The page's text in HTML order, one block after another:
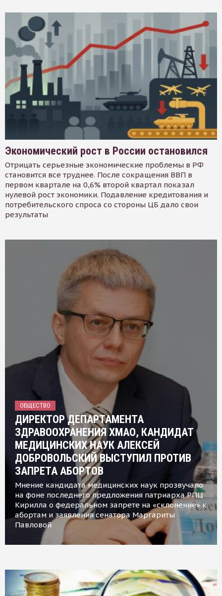
Экономический рост в России остановился
Отрицать серьезные экономические проблемы в РФ
становится все труднее. После сокращения ВВП в
первом квартале на 0,6% второй квартал показал
нулевой рост экономики. Подавление кредитования и
потребительского спроса со стороны ЦБ дало свои
результаты
ОБЩЕСТВО
ДИРЕКТОР ДЕПАРТАМЕНТА
ЗДРАВООХРАНЕНИЯ ХМАО, КАНДИДАТ
МЕДИЦИНСКИХ НАУК АЛЕКСЕЙ
ДОБРОВОЛЬСКИЙ ВЫСТУПИЛ ПРОТИВ
ЗАПРЕТА АБОРТОВ
Мнение кандидата медицинских наук прозвучало
на фоне последнего предложения патриарха РПЦ
Кирилла о федеральном запрете на «склонение» к
абортам и заявления сенатора Маргариты
Павловой